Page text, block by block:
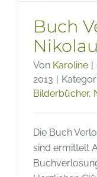
Buch
Von Karoline |
2013 |
Bilderbücher,
Die Buch
sind ermittelt